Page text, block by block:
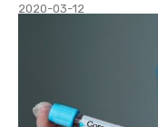
2020-03-12